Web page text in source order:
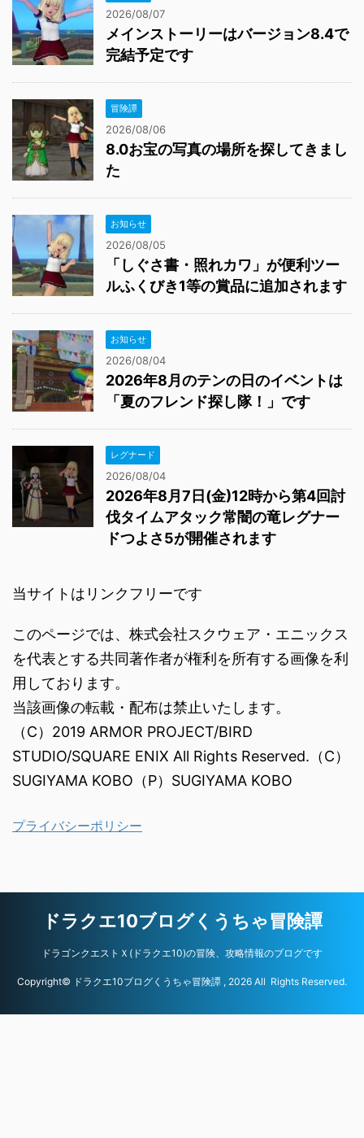
2026/08/07
メインストーリーはバージョン8.4で
完結予定です
冒険譚
2026/08/06
8.0お宝の写真の場所を探してきまし
た
お知らせ
2026/08/05
「しぐさ書・照れカワ」が便利ツー
ルふくびき1等の賞品に追加されます
お知らせ
2026/08/04
2026年8月のテンの日のイベントは
「夏のフレンド探し隊！」です
レグナード
2026/08/04
2026年8月7日(金)12時から第4回討
伐タイムアタック常闇の竜レグナー
ドつよさ5が開催されます
当サイトはリンクフリーです
このページでは、株式会社スクウェア・エニックス
を代表とする共同著作者が権利を所有する画像を利
用しております。
当該画像の転載・配布は禁止いたします。
（C）2019 ARMOR PROJECT/BIRD
STUDIO/SQUARE ENIX All Rights Reserved.（C）
SUGIYAMA KOBO（P）SUGIYAMA KOBO
プライバシーポリシー
ドラクエ10ブログくうちゃ冒険譚
ドラゴンクエストＸ(ドラクエ10)の冒険、攻略情報のブログです
Copyright© ドラクエ10ブログくうちゃ冒険譚 , 2026 All Rights Reserved.